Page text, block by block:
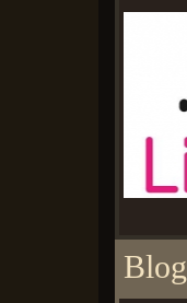
Blog